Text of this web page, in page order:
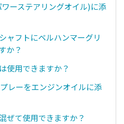
ーステアリングオイル)に添
ャフトにベルハンマーグリ
か？
使用できますか？
レーをエンジンオイルに添
ぜて使用できますか？